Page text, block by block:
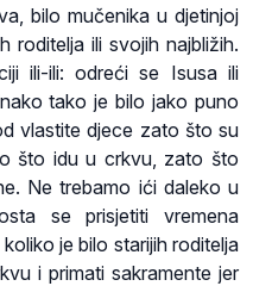
bilo mučenika u djetinjoj
roditelja ili svojih najbližih.
ili-ili: odreći se Isusa ili
tako je bilo jako puno
vlastite djece zato što su
što idu u crkvu, zato što
Ne trebamo ići daleko u
se prisjetiti vremena
je bilo starijih roditelja
i primati sakramente jer